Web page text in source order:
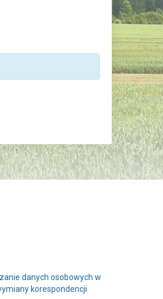
danych osobowych w
korespondencji